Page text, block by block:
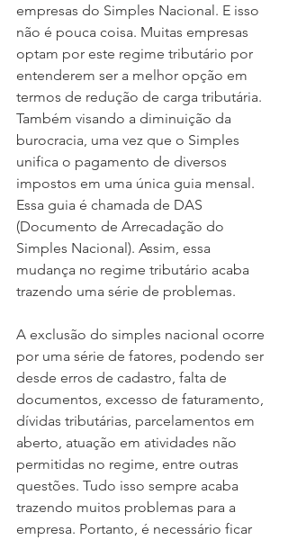
empresas do Simples Nacional. E isso
não é pouca coisa. Muitas empresas
optam por este regime tributário por
entenderem ser a melhor opção em
termos de redução de carga tributária.
Também visando a diminuição da
burocracia, uma vez que o Simples
unifica o pagamento de diversos
impostos em uma única guia mensal.
Essa guia é chamada de DAS
(Documento de Arrecadação do
Simples Nacional). Assim, essa
mudança no regime tributário acaba
trazendo uma série de problemas.
A exclusão do simples nacional ocorre
por uma série de fatores, podendo ser
desde erros de cadastro, falta de
documentos, excesso de faturamento,
dívidas tributárias, parcelamentos em
aberto, atuação em atividades não
permitidas no regime, entre outras
questões. Tudo isso sempre acaba
trazendo muitos problemas para a
empresa. Portanto, é necessário ficar